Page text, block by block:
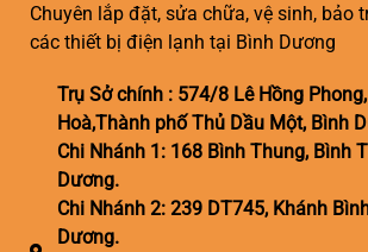
Chuyên lắp đặt, sửa chữa, vệ sinh, bảo
các thiết bị điện lạnh tại Bình Dương
Trụ Sở chính : 574/8 Lê Hồng
Hoà,Thành phố Thủ Dầu Một, Bình
Chi Nhánh 1: 168 Bình Thung, Bình
Dương.
Chi Nhánh 2: 239 DT745, Khánh
Dương.